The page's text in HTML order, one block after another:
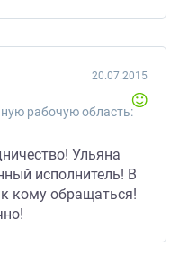
рабочую область:
20.07.2015
Ульяна
исполнитель! В
кому обращаться!